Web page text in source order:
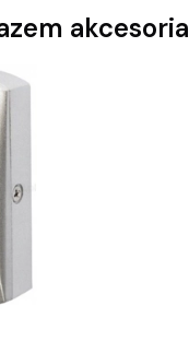
akcesoria